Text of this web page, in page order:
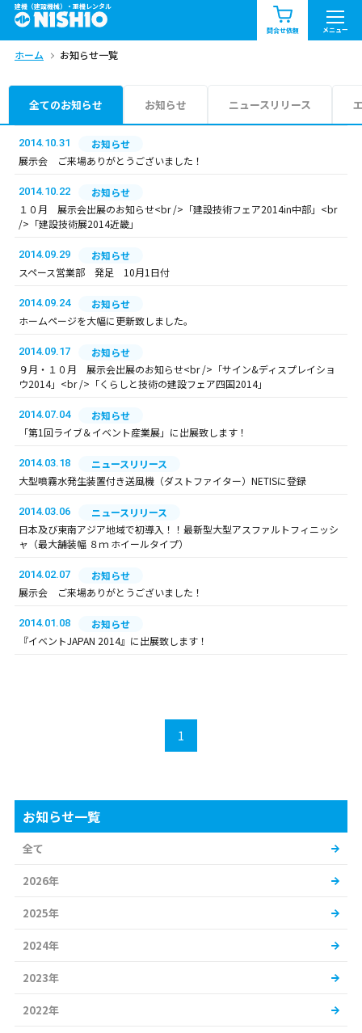
建機（建設機械）・重機レンタル
問合せ依頼 メニュー
商品一覧 お知らせ一覧
問合せ依頼リスト
エリア情報を見る
九州・沖縄（外部）
ホーム お知らせ一覧
全てのお知らせ お知らせ ニュースリリース
2014.10.31
お知らせ
展示会 ご来場ありがとうございました！
2014.10.22
お知らせ
１０月 展示会出展のお知らせ<br />「建設技術フェア2014in中部」<br
/>「建設技術展2014近畿」
2014.09.29
お知らせ
スペース営業部 発足 10月1日付
2014.09.24
お知らせ
ホームページを大幅に更新致しました。
2014.09.17
お知らせ
９月・１０月 展示会出展のお知らせ<br />「サイン&ディスプレイショ
ウ2014」<br />「くらしと技術の建設フェア四国2014」
2014.07.04
お知らせ
「第1回ライブ＆イベント産業展」に出展致します！
2014.03.18
ニュースリリース
大型噴霧水発生装置付き送風機（ダストファイター）NETISに登録
2014.03.06
ニュースリリース
日本及び東南アジア地域で初導入！！最新型大型アスファルトフィニッシ
ャ（最大舗装幅 ８ｍ ホイールタイプ）
2014.02.07
お知らせ
展示会 ご来場ありがとうございました！
2014.01.08
お知らせ
『イベントJAPAN 2014』に出展致します！
1
お知らせ一覧
全て
2026年
2025年
2024年
2023年
2022年